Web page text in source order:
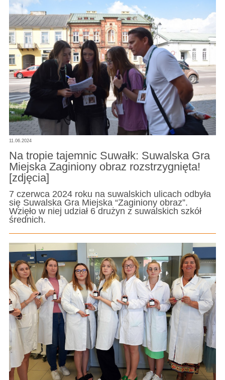
11.06.2024
Na tropie tajemnic Suwałk: Suwalska Gra
Miejska Zaginiony obraz rozstrzygnięta!
[zdjęcia]
7 czerwca 2024 roku na suwalskich ulicach odbyła
się Suwalska Gra Miejska “Zaginiony obraz”.
Wzięło w niej udział 6 drużyn z suwalskich szkół
średnich.